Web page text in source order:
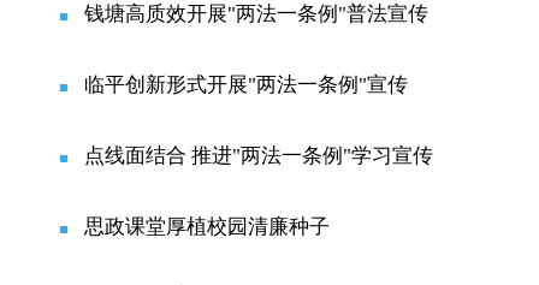
钱塘高质效开展"两法一条例"普法宣传
临平创新形式开展"两法一条例"宣传
点线面结合 推进"两法一条例"学习宣传
思政课堂厚植校园清廉种子